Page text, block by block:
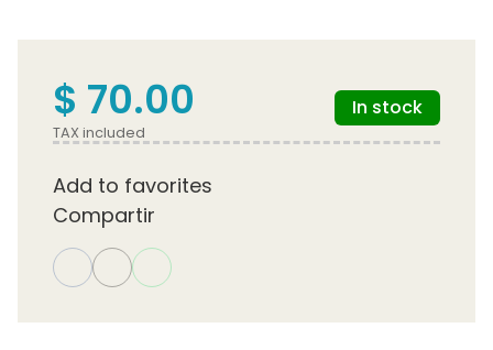
$ 70.00
TAX included
In stock
Add to favorites
Compartir